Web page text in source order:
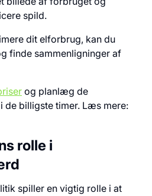
spild.
dit elforbrug, kan du
finde sammenligninger af
og planlæg de
de billigste timer. Læs mere:
rolle i
spiller en vigtig rolle i at